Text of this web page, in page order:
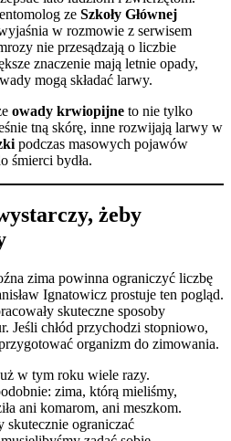
ze Szkoły Głównej
w rozmowie z serwisem
nie przesądzają o liczbie
znaczenie mają letnie opady,
mogą składać larwy.
owady krwiopijne to nie tylko
tną skórę, inne rozwijają larwy w
podczas masowych pojawów
śmierci bydła.
żeby
zima powinna ograniczyć liczbę
Ignatowicz prostuje ten pogląd.
skuteczne sposoby
Jeśli chłód przychodzi stopniowo,
organizm do zimowania.
w tym roku wiele razy.
zima, którą mieliśmy,
ani komarom, ani meszkom.
skutecznie ograniczać